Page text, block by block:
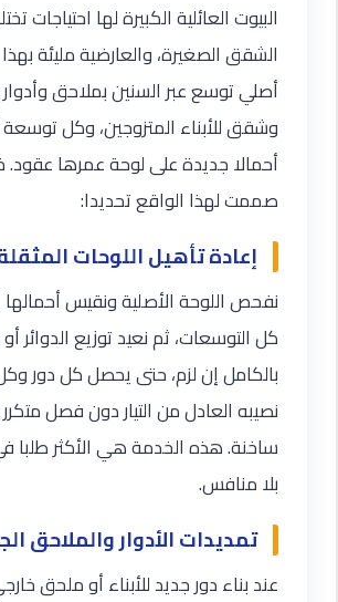
البيوت العائلية الكبيرة لها احتياجات
الشقق الصغيرة، والعارضية مليئة
أصلي توسع عبر السنين بملاحق
وشقق للأبناء المتزوجين، وكل
أحمالا جديدة على لوحة عمرها عقود.
صممت لهذا الواقع تحديدا:
إعادة تأهيل اللوحات
نفحص اللوحة الأصلية ونقيس أحمالها
كل التوسعات، ثم نعيد توزيع الدوائر
بالكامل إن لزم، حتى يحصل كل دور
نصيبه العادل من التيار دون فصل
ساخنة. هذه الخدمة هي الأكثر طلبا
بلا منافس.
تمديدات الأدوار والملاحق
عند بناء دور جديد للأبناء أو ملحق